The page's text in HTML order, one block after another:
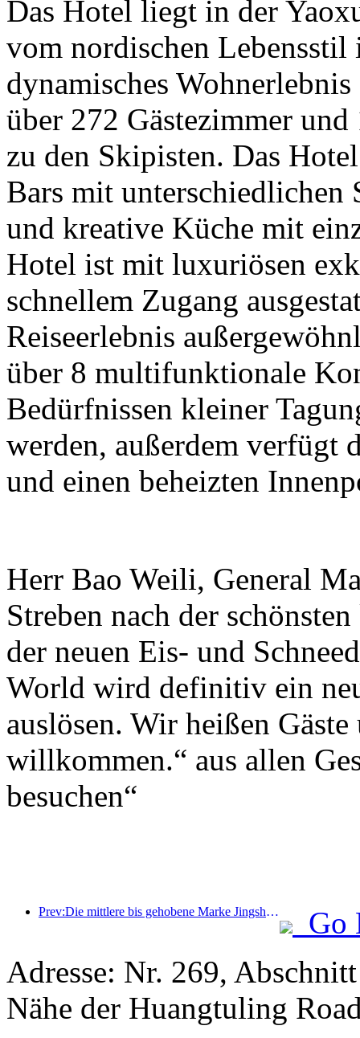
Das Hotel liegt in der
vom nordischen
dynamisches
über 272 Gästezimmer
zu den Skipisten. Das
Bars mit unterschiedlichen
und kreative Küche mit
Hotel ist mit luxuriösen
schnellem Zugang
Reiseerlebnis
über 8 multifunktionale
Bedürfnissen kleiner
werden, außerdem verfügt
und einen beheizten
Herr Bao Weili, General
Streben nach der
der neuen Eis- und
World wird definitiv ein
auslösen. Wir heißen
willkommen.“ aus allen
besuchen“
Prev:Die mittlere bis gehobene Marke Jingsheng Hotel sticht offiziell in See und eröffnet ein neues Modell der Integration von E-Sport, Kultur und Tourismus
Go
Adresse: Nr. 269,
Nähe der Huangtuling